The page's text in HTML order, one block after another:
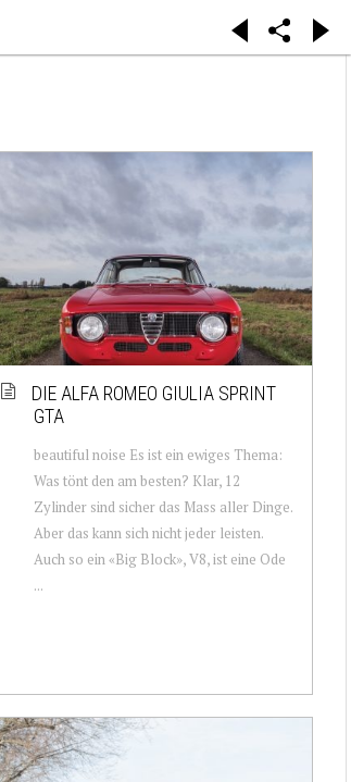
DIE ALFA ROMEO GIULIA SPRINT
GTA
beautiful noise Es ist ein ewiges Thema:
Was tönt den am besten? Klar, 12
Zylinder sind sicher das Mass aller Dinge.
Aber das kann sich nicht jeder leisten.
Auch so ein «Big Block», V8, ist eine Ode
...